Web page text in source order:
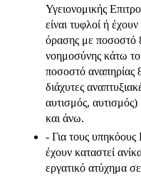
Υγειονομικής
είναι τυφλοί ή
όρασης με ποσοστό
νοημοσύνης κάτω
ποσοστό αναπηρίας
διάχυτες
αυτισμός,
και άνω.
- Για τους
έχουν καταστεί
εργατικό ατύχημα